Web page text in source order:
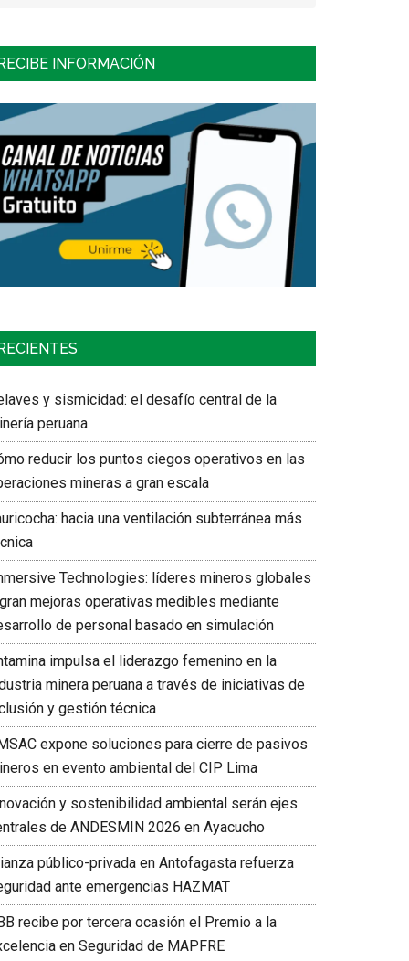
INFORMACIÓN
RECIENTES
y sismicidad: el desafío central de la
peruana
reducir los puntos ciegos operativos en las
mineras a gran escala
hacia una ventilación subterránea más
Technologies: líderes mineros globales
mejoras operativas medibles mediante
de personal basado en simulación
impulsa el liderazgo femenino en la
minera peruana a través de iniciativas de
y gestión técnica
expone soluciones para cierre de pasivos
en evento ambiental del CIP Lima
y sostenibilidad ambiental serán ejes
de ANDESMIN 2026 en Ayacucho
público-privada en Antofagasta refuerza
ante emergencias HAZMAT
recibe por tercera ocasión el Premio a la
en Seguridad de MAPFRE